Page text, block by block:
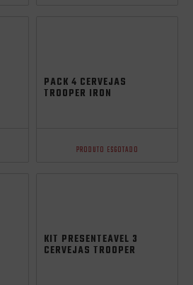
PACK 4 CERVEJAS
TROOPER IRON
PRODUTO ESGOTADO
KIT PRESENTEÁVEL 3
CERVEJAS TROOPER